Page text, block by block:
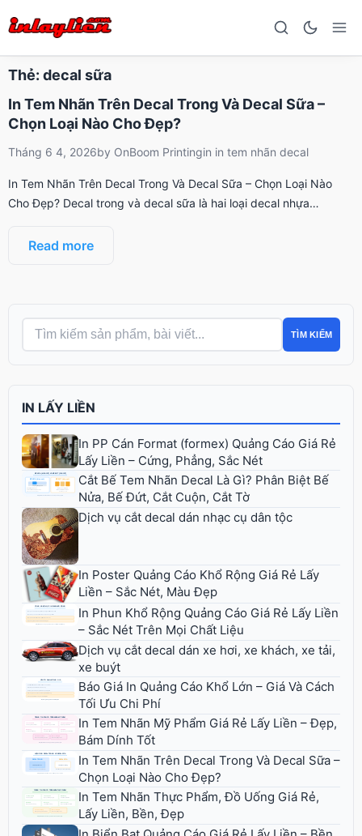
Thẻ: decal sữa
In Tem Nhãn Trên Decal Trong Và Decal Sữa –
Chọn Loại Nào Cho Đẹp?
Tháng 6 4, 2026by OnBoom Printingin in tem nhãn decal
In Tem Nhãn Trên Decal Trong Và Decal Sữa – Chọn Loại Nào
Cho Đẹp? Decal trong và decal sữa là hai loại decal nhựa…
Read more
TÌM KIẾM
IN LẤY LIỀN
In PP Cán Format (formex) Quảng Cáo Giá Rẻ
Lấy Liền – Cứng, Phẳng, Sắc Nét
Cắt Bế Tem Nhãn Decal Là Gì? Phân Biệt Bế
Nửa, Bế Đứt, Cắt Cuộn, Cắt Tờ
Dịch vụ cắt decal dán nhạc cụ dân tộc
In Poster Quảng Cáo Khổ Rộng Giá Rẻ Lấy
Liền – Sắc Nét, Màu Đẹp
In Phun Khổ Rộng Quảng Cáo Giá Rẻ Lấy Liền
– Sắc Nét Trên Mọi Chất Liệu
Dịch vụ cắt decal dán xe hơi, xe khách, xe tải,
xe buýt
Báo Giá In Quảng Cáo Khổ Lớn – Giá Và Cách
Tối Ưu Chi Phí
In Tem Nhãn Mỹ Phẩm Giá Rẻ Lấy Liền – Đẹp,
Bám Dính Tốt
In Tem Nhãn Trên Decal Trong Và Decal Sữa –
Chọn Loại Nào Cho Đẹp?
In Tem Nhãn Thực Phẩm, Đồ Uống Giá Rẻ,
Lấy Liền, Bền, Đẹp